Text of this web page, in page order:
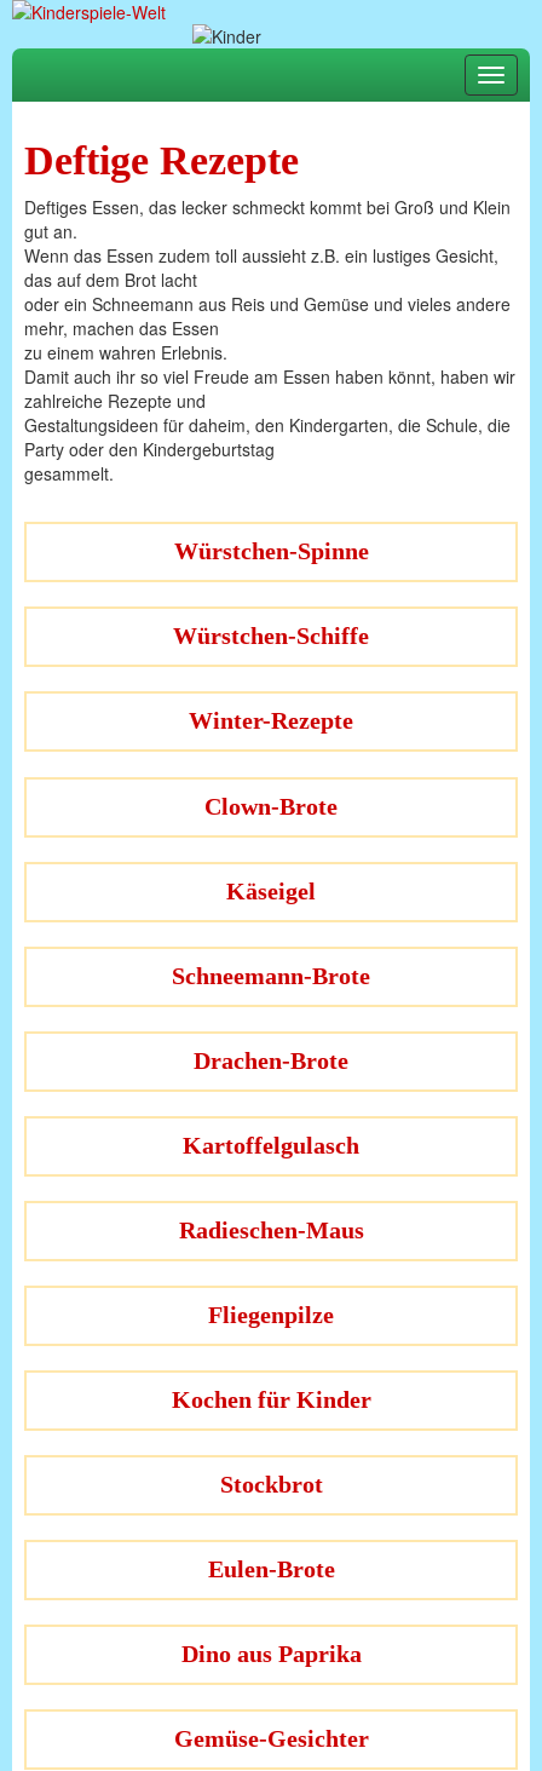
Toggle
Deftige Rezepte
Deftiges Essen, das lecker schmeckt kommt bei Groß und Klein
gut an.
Wenn das Essen zudem toll aussieht z.B. ein lustiges Gesicht,
das auf dem Brot lacht
oder ein Schneemann aus Reis und Gemüse und vieles andere
mehr, machen das Essen
zu einem wahren Erlebnis.
Damit auch ihr so viel Freude am Essen haben könnt, haben wir
zahlreiche Rezepte und
Gestaltungsideen für daheim, den Kindergarten, die Schule, die
Party oder den Kindergeburtstag
gesammelt.
Würstchen-Spinne
Würstchen-Schiffe
Winter-Rezepte
Clown-Brote
Käseigel
Schneemann-Brote
Drachen-Brote
Kartoffelgulasch
Radieschen-Maus
Fliegenpilze
Kochen für Kinder
Stockbrot
Eulen-Brote
Dino aus Paprika
Gemüse-Gesichter